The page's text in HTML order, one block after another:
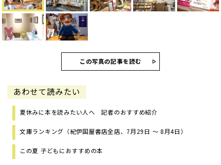
この写真の記事を読む
あわせて読みたい
夏休みに本を読みたい人へ 記者のおすすめ紹介
文庫ランキング（紀伊国屋書店全店、7月29日 ～ 8月4日）
この夏 子どもにおすすめの本